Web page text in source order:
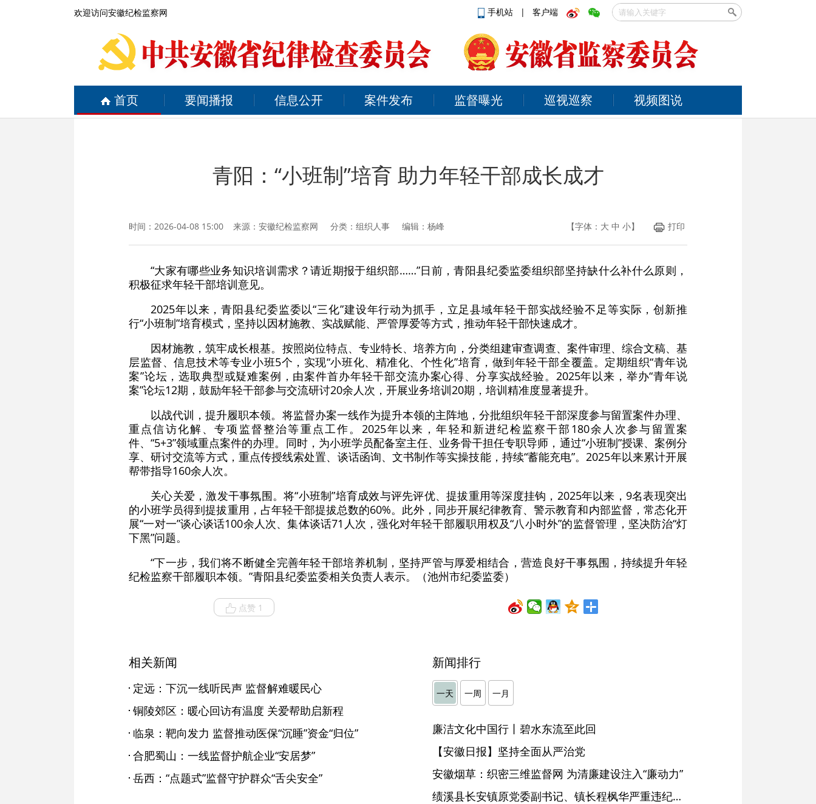
欢迎访问安徽纪检监察网 手机站 | 客户端
首页 要闻播报 信息公开 案件发布 监督曝光 巡视巡察 视频图说
青阳：“小班制”培育 助力年轻干部成长成才
时间：2026-04-08 15:00 来源： 安徽纪检监察网 分类：组织人事 编辑：杨峰 【字体： 大 中 小】 打印
“大家有哪些业务知识培训需求？请近期报于组织部……”日前，青阳县纪委监委组织部坚持缺什么补什么原则，
积极征求年轻干部培训意见。
2025年以来，青阳县纪委监委以“三化”建设年行动为抓手，立足县域年轻干部实战经验不足等实际，创新推
行“小班制”培育模式，坚持以因材施教、实战赋能、严管厚爱等方式，推动年轻干部快速成才。
因材施教，筑牢成长根基。按照岗位特点、专业特长、培养方向，分类组建审查调查、案件审理、综合文稿、基
层监督、信息技术等专业小班5个，实现“小班化、精准化、个性化”培育，做到年轻干部全覆盖。定期组织“青年说
案”论坛，选取典型或疑难案例，由案件首办年轻干部交流办案心得、分享实战经验。2025年以来，举办“青年说
案”论坛12期，鼓励年轻干部参与交流研讨20余人次，开展业务培训20期，培训精准度显著提升。
以战代训，提升履职本领。将监督办案一线作为提升本领的主阵地，分批组织年轻干部深度参与留置案件办理、
重点信访化解、专项监督整治等重点工作。2025年以来，年轻和新进纪检监察干部180余人次参与留置案
件、“5+3”领域重点案件的办理。同时，为小班学员配备室主任、业务骨干担任专职导师，通过“小班制”授课、案例分
享、研讨交流等方式，重点传授线索处置、谈话函询、文书制作等实操技能，持续“蓄能充电”。2025年以来累计开展
帮带指导160余人次。
关心关爱，激发干事氛围。将“小班制”培育成效与评先评优、提拔重用等深度挂钩，2025年以来，9名表现突出
的小班学员得到提拔重用，占年轻干部提拔总数的60%。此外，同步开展纪律教育、警示教育和内部监督，常态化开
展“一对一”谈心谈话100余人次、集体谈话71人次，强化对年轻干部履职用权及“八小时外”的监督管理，坚决防治“灯
下黑”问题。
“下一步，我们将不断健全完善年轻干部培养机制，坚持严管与厚爱相结合，营造良好干事氛围，持续提升年轻
纪检监察干部履职本领。”青阳县纪委监委相关负责人表示。（池州市纪委监委）
点赞 1
相关新闻
定远：下沉一线听民声 监督解难暖民心
铜陵郊区：暖心回访有温度 关爱帮助启新程
临泉：靶向发力 监督推动医保“沉睡”资金“归位”
合肥蜀山：一线监督护航企业“安居梦”
岳西：“点题式”监督守护群众“舌尖安全”
新闻排行
一天 一周 一月
廉洁文化中国行丨碧水东流至此回
【安徽日报】坚持全面从严治党
安徽烟草：织密三维监督网 为清廉建设注入“廉动力”
绩溪县长安镇原党委副书记、镇长程枫华严重违纪违法被开除党籍和公职